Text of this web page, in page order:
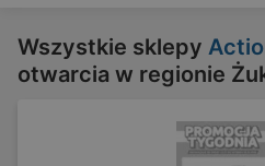
Wszystkie sklepy
otwarcia w regionie